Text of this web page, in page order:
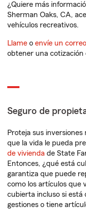
¿Quiere más
Sherman Oaks, CA,
vehículos recreativos.
Llame o envíe un
obtener una cotización
Seguro de
Proteja sus
que la vida le pueda
de vivienda de State
Entonces, ¿qué está
garantiza que puede
como los artículos que
cubierta incluso si está
gestiones o tiene